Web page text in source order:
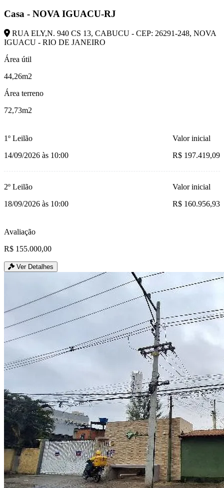
Casa - NOVA IGUACU-RJ
RUA ELY,N. 940 CS 13, CABUCU - CEP: 26291-248, NOVA
IGUACU - RIO DE JANEIRO
Área útil
44,26m2
Área terreno
72,73m2
1º Leilão
14/09/2026 às 10:00
Valor inicial
R$ 197.419,09
2º Leilão
18/09/2026 às 10:00
Valor inicial
R$ 160.956,93
Avaliação
R$ 155.000,00
Ver Detalhes